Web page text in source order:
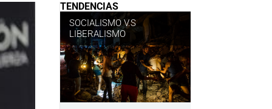
TENDENCIAS
SOCIALISMO V.S
LIBERALISMO